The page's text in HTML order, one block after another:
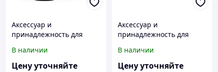
Аксессуар и
принадлежность для
калибровки Fluke
Calibration 5901-SMPL
В наличии
Цену уточняйте
Аксессуар и
принадлежность для
калибровки Fluke
Calibration 9118A-3118A-1
В наличии
Цену уточняйте